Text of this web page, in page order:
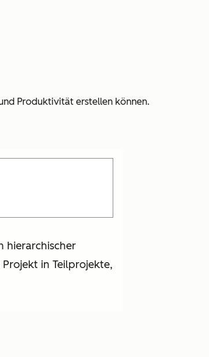
Produktivität erstellen können.
hierarchischer
in Teilprojekte,